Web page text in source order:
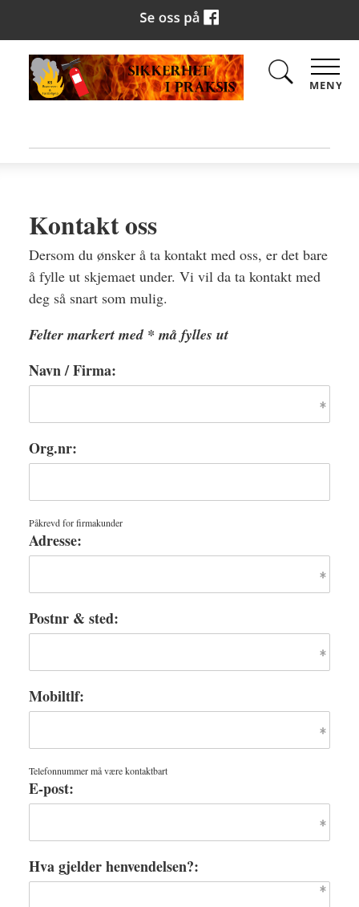
MENY
Kontakt oss
Dersom du ønsker å ta kontakt med oss, er det bare
å fylle ut skjemaet under. Vi vil da ta kontakt med
deg så snart som mulig.
Felter markert med * må fylles ut
Navn / Firma:
Org.nr:
Påkrevd for firmakunder
Adresse:
Postnr & sted:
Mobiltlf:
Telefonnummer må være kontaktbart
E-post:
Hva gjelder henvendelsen?: